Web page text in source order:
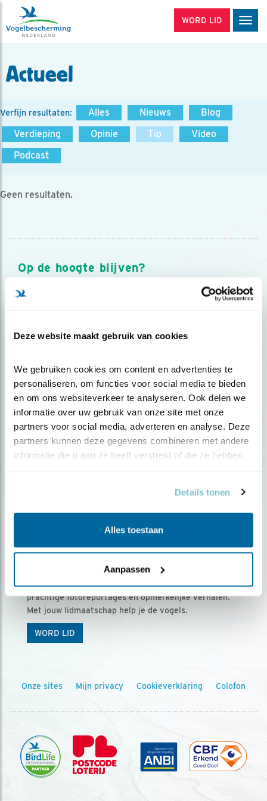
Deze website maakt gebruik van cookies
We gebruiken cookies om content en advertenties te
personaliseren, om functies voor social media te bieden
en om ons websiteverkeer te analyseren. Ook delen we
informatie over uw gebruik van onze site met onze
partners voor social media, adverteren en analyse. Deze
partners kunnen deze gegevens combineren met andere
informatie die u aan ze heeft verstrekt of die ze hebben
Details tonen
Alles toestaan
Aanpassen
WORD LID
Actueel
Verfijn resultaten: Alles Nieuws
Blog
Verdieping
Opinie Tip
Video
Podcast
Geen resultaten.
Op de hoogte blijven?
Meld je aan en ontvang nieuws, inspiratie, acties en tips
over vogels en activiteiten van Vogelbescherming.
Ontvang 5 x Vogels voor € 36,00 per jaar
Vogels is het tijdschrift voor onze leden, met
prachtige fotoreportages en opmerkelijke verhalen.
Met jouw lidmaatschap help je de vogels.
WORD LID
Onze sites Mijn privacy Cookieverklaring Colofon